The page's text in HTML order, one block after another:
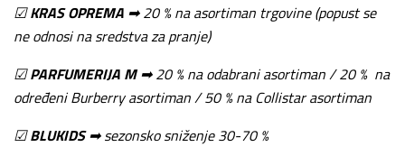
☑KRAS OPREMA ➡ 20 % na asortiman trgovine (popust se
ne odnosi na sredstva za pranje)
☑PARFUMERIJA M➡ 20 % na odabrani asortiman / 20 % na
određeni Burberry asortiman / 50 % na Collistar asortiman
☑BLUKIDS➡ sezonsko sniženje 30-70 %